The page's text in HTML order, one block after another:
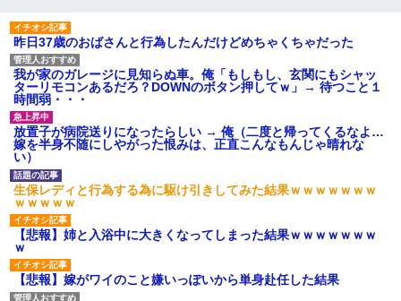
昨日37歳のおばさんと行為したんだけどめちゃくちゃだった
我が家のガレージに見知らぬ車。俺「もしもし、玄関にもシャッ
ターリモコンあるだろ？DOWNのボタン押してｗ」→ 待つこと１
時間弱・・・
放置子が病院送りになったらしい → 俺（二度と帰ってくるなよ…
嫁を半身不随にしやがった恨みは、正直こんなもんじゃ晴れな
い）
生保レディと行為する為に駆け引きしてみた結果ｗｗｗｗｗｗｗ
ｗｗｗｗｗ
【悲報】姉と入浴中に大きくなってしまった結果ｗｗｗｗｗｗｗ
ｗ
【悲報】嫁がワイのこと嫌いっぽいから単身赴任した結果